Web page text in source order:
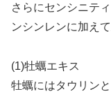
さらにセンシニテ
ンシンレンに加え
(1)牡蠣エキス
牡蠣にはタウリン